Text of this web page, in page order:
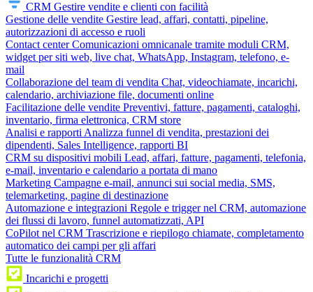
CRM Gestire vendite e clienti con facilità
Gestione delle vendite Gestire lead, affari, contatti, pipeline,
autorizzazioni di accesso e ruoli
Contact center Comunicazioni omnicanale tramite moduli CRM,
widget per siti web, live chat, WhatsApp, Instagram, telefono, e-
mail
Collaborazione del team di vendita Chat, videochiamate, incarichi,
calendario, archiviazione file, documenti online
Facilitazione delle vendite Preventivi, fatture, pagamenti, cataloghi,
inventario, firma elettronica, CRM store
Analisi e rapporti Analizza funnel di vendita, prestazioni dei
dipendenti, Sales Intelligence, rapporti BI
CRM su dispositivi mobili Lead, affari, fatture, pagamenti, telefonia,
e-mail, inventario e calendario a portata di mano
Marketing Campagne e-mail, annunci sui social media, SMS,
telemarketing, pagine di destinazione
Automazione e integrazioni Regole e trigger nel CRM, automazione
dei flussi di lavoro, funnel automatizzati, API
CoPilot nel CRM Trascrizione e riepilogo chiamate, completamento
automatico dei campi per gli affari
Tutte le funzionalità CRM
Incarichi e progetti